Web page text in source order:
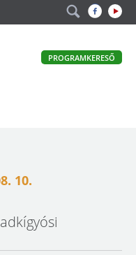
PROGRAMKERESŐ
10.